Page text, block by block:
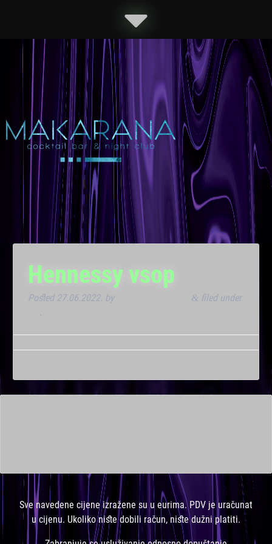
Hennessy vsop
Posted 27.06.2022. by & filed under
.
Sve navedene cijene izražene su u eurima. PDV je uračunat
u cijenu. Ukoliko niste dobili račun, niste dužni platiti.